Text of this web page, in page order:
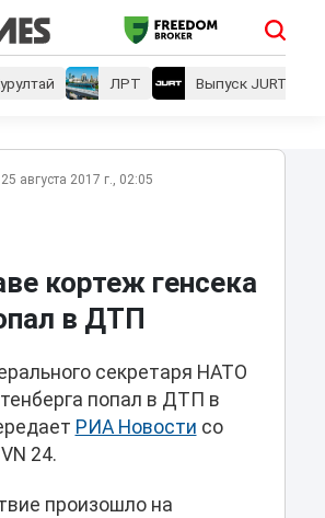
ЛРТ Выпуск JURT
25 августа 2017 г., 02:05
кортеж генсека
в ДТП
секретаря НАТО
попал в ДТП в
РИА Новости со
24.
произошло на